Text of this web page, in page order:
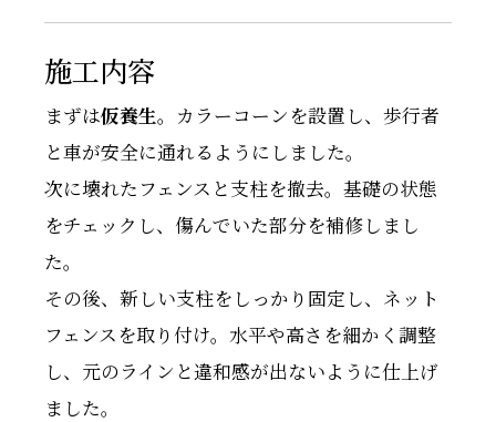
施工内容
まずは仮養生。カラーコーンを設置し、歩行者
と車が安全に通れるようにしました。
次に壊れたフェンスと支柱を撤去。基礎の状態
をチェックし、傷んでいた部分を補修しまし
た。
その後、新しい支柱をしっかり固定し、ネット
フェンスを取り付け。水平や高さを細かく調整
し、元のラインと違和感が出ないように仕上げ
ました。